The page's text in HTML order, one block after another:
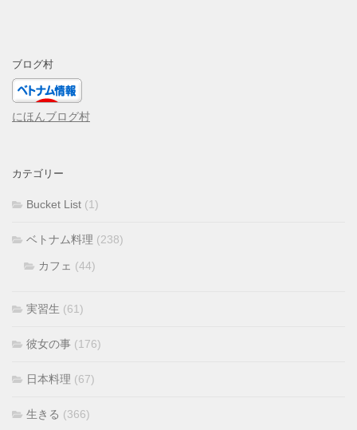
ブログ村
にほんブログ村
カテゴリー
Bucket List (1)
ベトナム料理 (238)
カフェ (44)
実習生 (61)
彼女の事 (176)
日本料理 (67)
生きる (366)